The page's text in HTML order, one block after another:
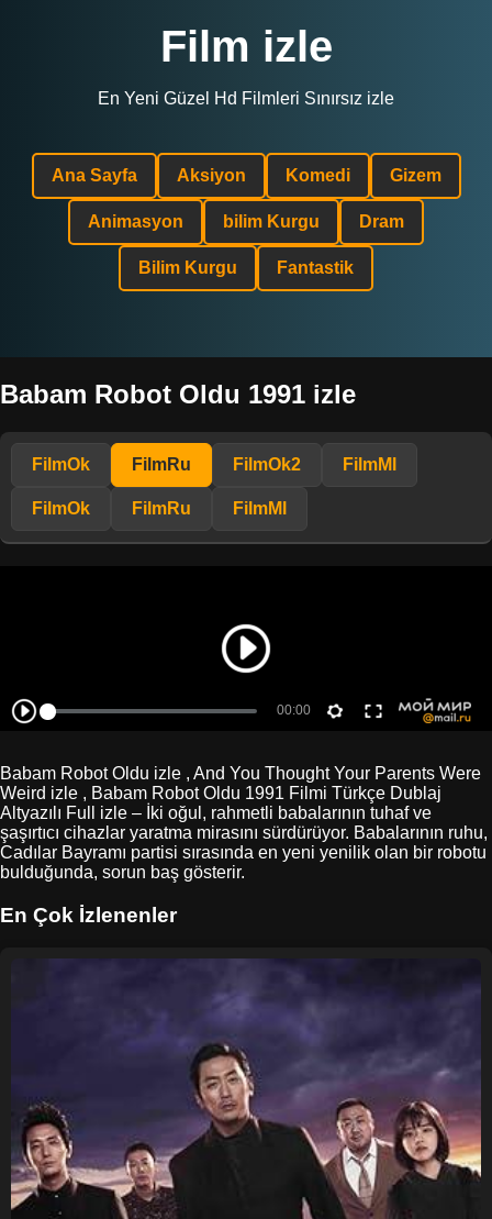
Film izle
En Yeni Güzel Hd Filmleri Sınırsız izle
Ana Sayfa Aksiyon Komedi Gizem
Animasyon bilim Kurgu Dram
Bilim Kurgu Fantastik
Babam Robot Oldu 1991 izle
FilmOk FilmRu FilmOk2 FilmMl
FilmOk FilmRu FilmMl
Babam Robot Oldu izle , And You Thought Your Parents Were
Weird izle , Babam Robot Oldu 1991 Filmi Türkçe Dublaj
Altyazılı Full izle – İki oğul, rahmetli babalarının tuhaf ve
şaşırtıcı cihazlar yaratma mirasını sürdürüyor. Babalarının ruhu,
Cadılar Bayramı partisi sırasında en yeni yenilik olan bir robotu
bulduğunda, sorun baş gösterir.
En Çok İzlenenler